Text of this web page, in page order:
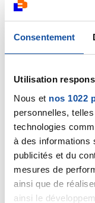
Consentement
Utilisation
Nous et nos 1022
personnelles,
technologies
à des informations
publicités et du
mesures de
ainsi que de
ainsi le
Ah cool